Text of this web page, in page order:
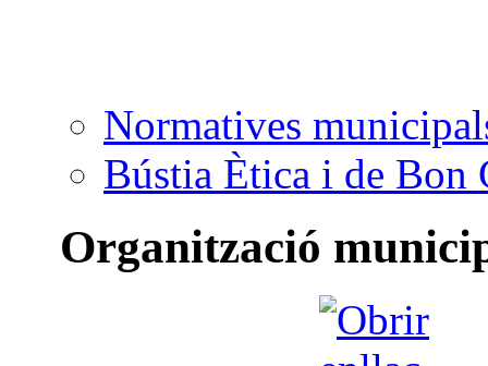
Normatives
Bústia Ètica i de Bon
Organització